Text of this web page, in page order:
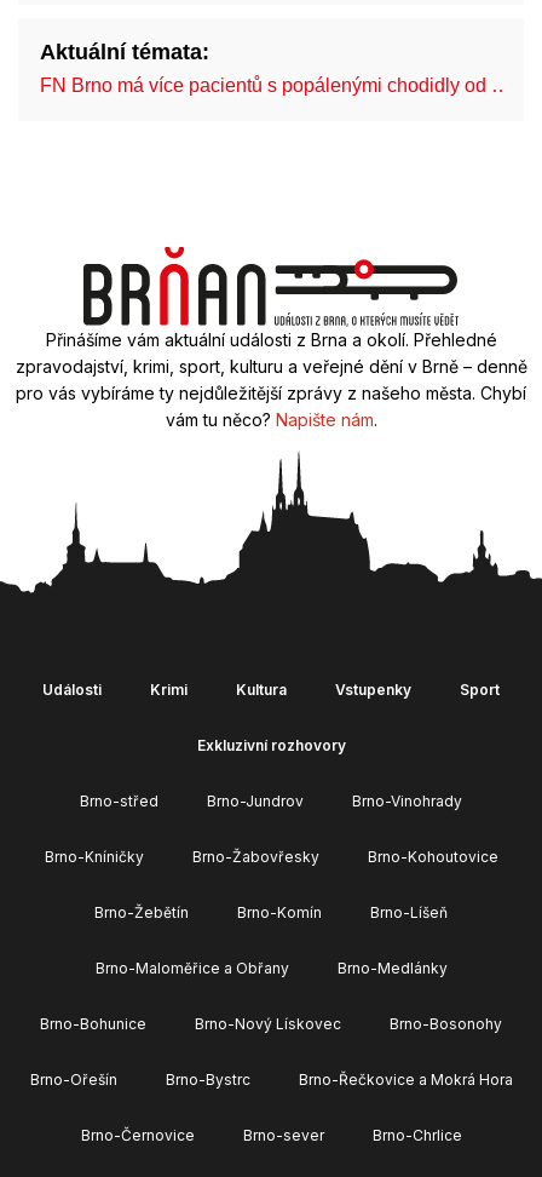
Aktuální témata:
FN Brno má více pacientů s popálenými chodidly od …
Přinášíme vám aktuální události z Brna a okolí. Přehledné
zpravodajství, krimi, sport, kulturu a veřejné dění v Brně – denně
pro vás vybíráme ty nejdůležitější zprávy z našeho města. Chybí
vám tu něco? Napište nám.
Události Krimi Kultura Vstupenky Sport
Exkluzivní rozhovory
Brno-střed Brno-Jundrov Brno-Vinohrady
Brno-Kníničky Brno-Žabovřesky Brno-Kohoutovice
Brno-Žebětín Brno-Komín Brno-Líšeň
Brno-Maloměřice a Obřany Brno-Medlánky
Brno-Bohunice Brno-Nový Lískovec Brno-Bosonohy
Brno-Ořešín Brno-Bystrc Brno-Řečkovice a Mokrá Hora
Brno-Černovice Brno-sever Brno-Chrlice